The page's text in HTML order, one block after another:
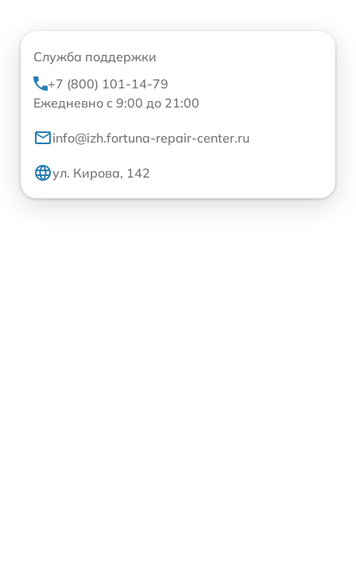
Служба поддержки
+7 (800) 101-14-79
Ежедневно с 9:00 до 21:00
info@izh.fortuna-repair-center.ru
ул. Кирова, 142